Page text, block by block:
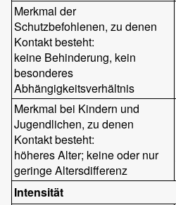
Merkmal der
Schutzbefohlenen, zu denen
Kontakt besteht:
keine Behinderung, kein
besonderes
Abhängigkeitsverhältnis
Merkmal bei Kindern und
Jugendlichen, zu denen
Kontakt besteht:
höheres Alter; keine oder nur
geringe Altersdifferenz
Intensität